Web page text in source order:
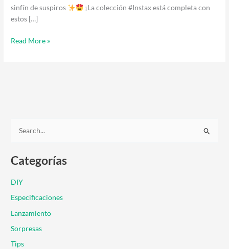
sinfín de suspiros
¡La colección #Instax está completa con
estos […]
Read More »
s
a
r
p
o
r
Categorías
DIY
Especificaciones
Lanzamiento
Sorpresas
Tips